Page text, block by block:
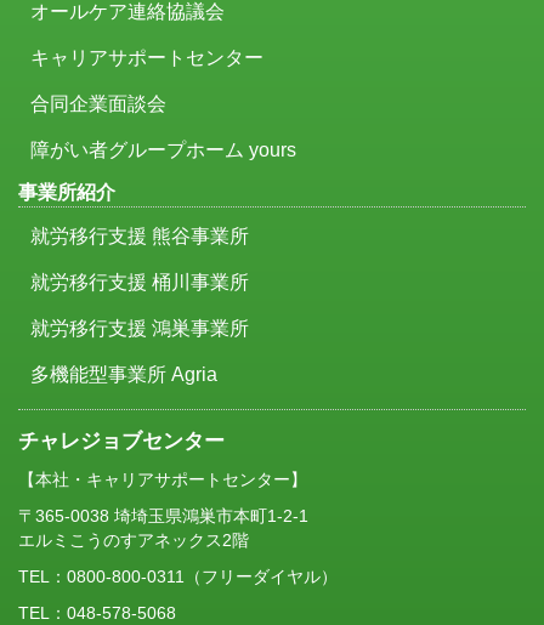
オールケア連絡協議会
キャリアサポートセンター
合同企業面談会
障がい者グループホーム yours
事業所紹介
就労移行支援 熊谷事業所
就労移行支援 桶川事業所
就労移行支援 鴻巣事業所
多機能型事業所 Agria
チャレジョブセンター
【本社・キャリアサポートセンター】
〒365-0038 埼埼玉県鴻巣市本町1-2-1
エルミこうのすアネックス2階
TEL： 0800-800-0311
（フリーダイヤル）
TEL：048-578-5068